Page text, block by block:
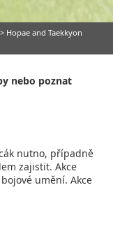
> Hopae and Taekkyon
nebo poznat
nutno, případně
zajistit. Akce
umění. Akce